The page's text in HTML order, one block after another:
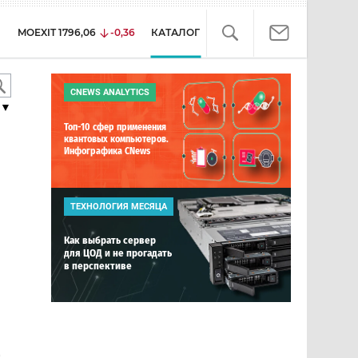
MOEXIT 1796,06 -0,36 КАТАЛОГ
▼
CNEWS ANALYTICS
Топ-10 сфер применения
квантовых компьютеров.
Инфографика CNews
ТЕХНОЛОГИЯ МЕСЯЦА
Как выбрать сервер
для ЦОД и не прогадать
в перспективе